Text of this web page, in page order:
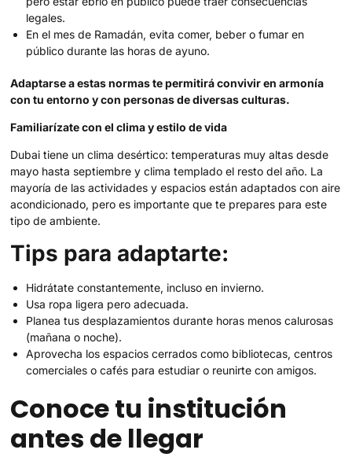
legales.
En el mes de Ramadán, evita comer, beber o fumar en
público durante las horas de ayuno.
Adaptarse a estas normas te permitirá convivir en armonía
con tu entorno y con personas de diversas culturas.
Familiarízate con el clima y estilo de vida
Dubai tiene un clima desértico: temperaturas muy altas desde
mayo hasta septiembre y clima templado el resto del año. La
mayoría de las actividades y espacios están adaptados con aire
acondicionado, pero es importante que te prepares para este
tipo de ambiente.
Tips para adaptarte:
Hidrátate constantemente, incluso en invierno.
Usa ropa ligera pero adecuada.
Planea tus desplazamientos durante horas menos calurosas
(mañana o noche).
Aprovecha los espacios cerrados como bibliotecas, centros
comerciales o cafés para estudiar o reunirte con amigos.
Conoce tu institución
antes de llegar